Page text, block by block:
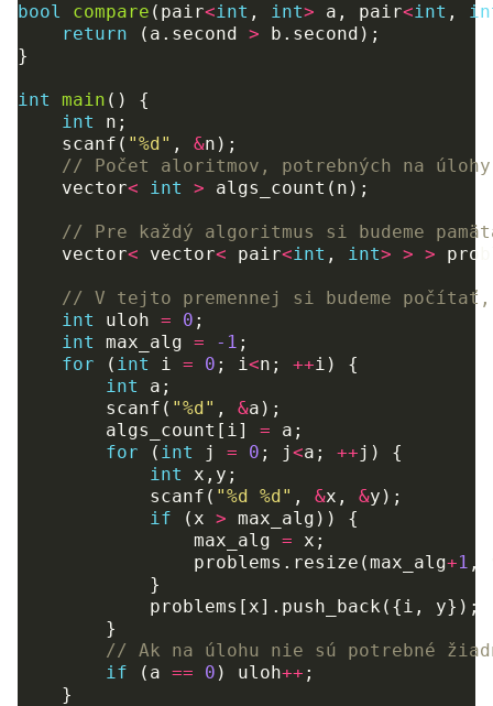
bool compare ( pair<int , int> a , pair<int ,
return
( a . second > b . second );
}
int main ()
{
int
n ;
scanf ( "%d" , &n );
// Počet aloritmov, potrebných na
vector< int > algs_count ( n );
// Pre každý algoritmus si budeme
vector< vector< pair<int , int> > >
// V tejto premennej si budeme
int
uloh = 0 ;
int
max_alg = -1 ;
for
( int i = 0 ; i<n ; ++i )
{
int
a ;
scanf ( "%d" , &a );
algs_count [ i] = a ;
for
( int j = 0 ; j<a ; ++j )
{
int
x , y ;
scanf ( "%d %d" , &x , &y );
if
( x > max_alg ))
{
max_alg = x ;
problems . resize (max_alg+1 ,
}
problems [ x]. push_back ({i , y});
}
// Ak na úlohu nie sú potrebné
if
( a == 0 ) uloh++ ;
}